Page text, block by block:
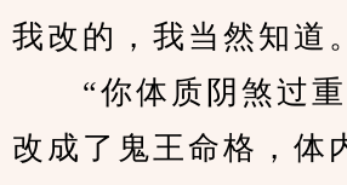
我改的，我当然知道
“你体质阴煞过重
改成了鬼王命格，体